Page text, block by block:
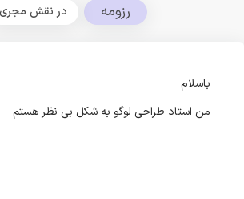
رزومه در نقش مجری
باسلام
من استاد طراحی لوگو به شکل بی نظر هستم